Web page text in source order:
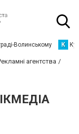
Волинському К
агентства